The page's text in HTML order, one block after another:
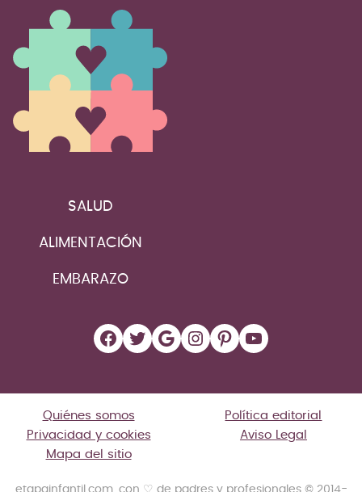
SALUD
ALIMENTACIÓN
EMBARAZO
Facebook
Twitter
Google
Instagram
Pinterest
YouTube
Quiénes somos
Política editorial
Privacidad y cookies
Aviso Legal
Mapa del sitio